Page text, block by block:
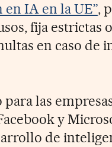
IA en la UE”,
fija estrictas
en caso de
para las
y
de